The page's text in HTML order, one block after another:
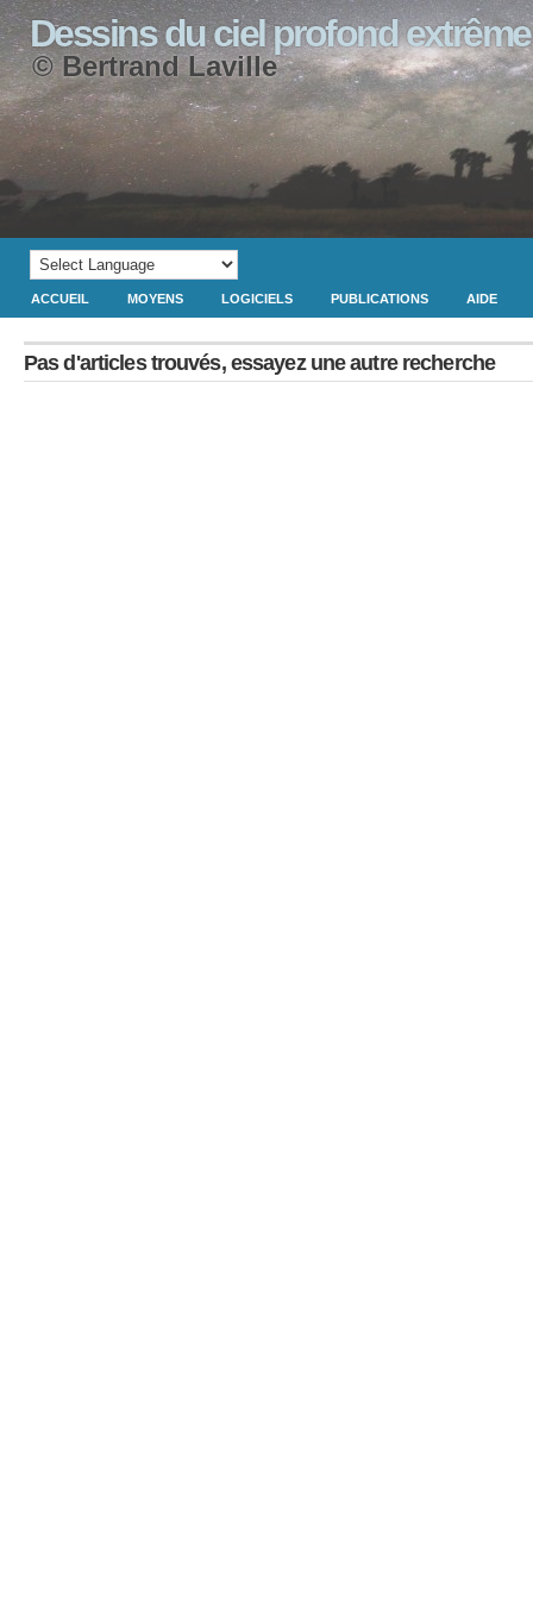
Dessins du ciel profond extrême
© Bertrand Laville
ACCUEIL MOYENS LOGICIELS PUBLICATIONS AIDE
Pas d'articles trouvés, essayez une autre recherche